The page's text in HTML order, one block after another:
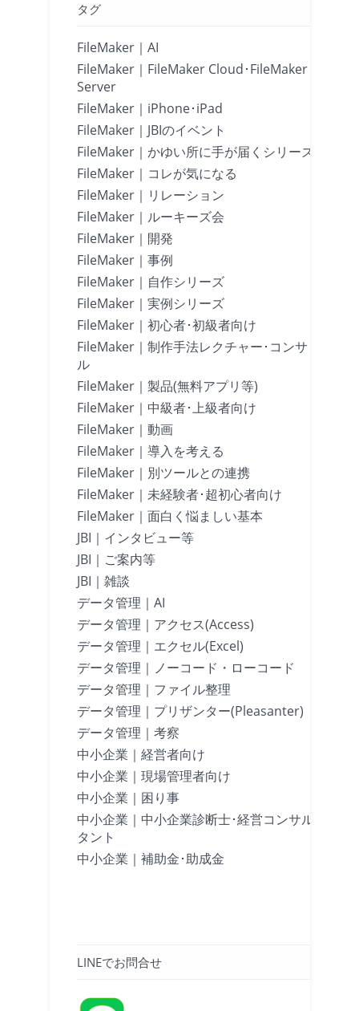
タグ
FileMaker｜AI
FileMaker｜FileMaker Cloud･FileMaker
Server
FileMaker｜iPhone･iPad
FileMaker｜JBIのイベント
FileMaker｜かゆい所に手が届くシリーズ
FileMaker｜コレが気になる
FileMaker｜リレーション
FileMaker｜ルーキーズ会
FileMaker｜開発
FileMaker｜事例
FileMaker｜自作シリーズ
FileMaker｜実例シリーズ
FileMaker｜初心者･初級者向け
FileMaker｜制作手法レクチャー･コンサ
ル
FileMaker｜製品(無料アプリ等)
FileMaker｜中級者･上級者向け
FileMaker｜動画
FileMaker｜導入を考える
FileMaker｜別ツールとの連携
FileMaker｜未経験者･超初心者向け
FileMaker｜面白く悩ましい基本
JBI｜インタビュー等
JBI｜ご案内等
JBI｜雑談
データ管理｜AI
データ管理｜アクセス(Access)
データ管理｜エクセル(Excel)
データ管理｜ノーコード・ローコード
データ管理｜ファイル整理
データ管理｜プリザンター(Pleasanter)
データ管理｜考察
中小企業｜経営者向け
中小企業｜現場管理者向け
中小企業｜困り事
中小企業｜中小企業診断士･経営コンサル
タント
中小企業｜補助金･助成金
LINEでお問合せ